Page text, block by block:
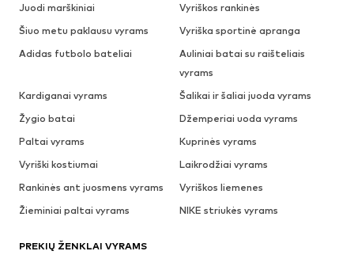
Juodi marškiniai
Vyriškos rankinės
Šiuo metu paklausu vyrams
Vyriška sportinė apranga
Adidas futbolo bateliai
Auliniai batai su raišteliais
vyrams
Kardiganai vyrams
Šalikai ir šaliai juoda vyrams
Žygio batai
Džemperiai uoda vyrams
Paltai vyrams
Kuprinės vyrams
Vyriški kostiumai
Laikrodžiai vyrams
Rankinės ant juosmens vyrams
Vyriškos liemenes
Žieminiai paltai vyrams
NIKE striukės vyrams
PREKIŲ ŽENKLAI VYRAMS